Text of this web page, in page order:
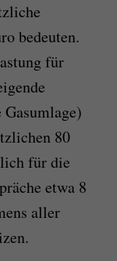
bedeuten.
für
80
für die
etwa 8
aller